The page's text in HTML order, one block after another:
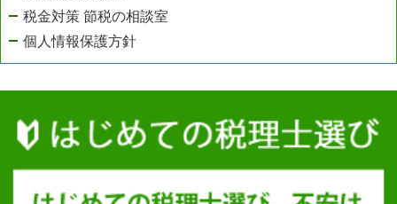
税金対策 節税の相談室
個人情報保護方針